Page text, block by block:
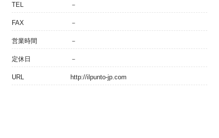
TEL －
FAX －
営業時間 －
定休日 －
URL http://ilpunto-jp.com